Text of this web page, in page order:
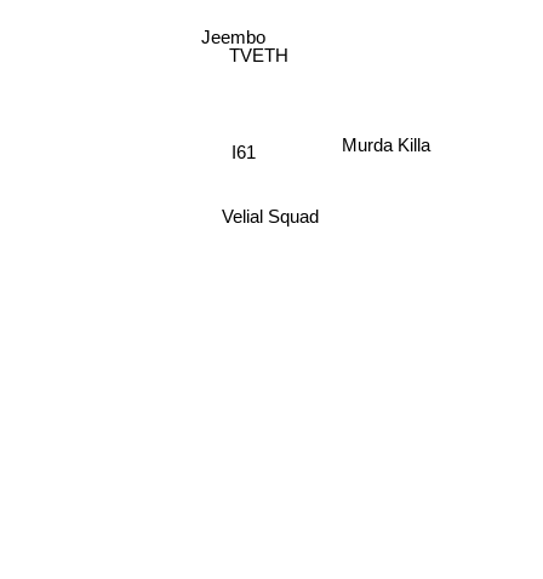
Jeembo
I61 Murda Killa
Velial Squad
TVETH